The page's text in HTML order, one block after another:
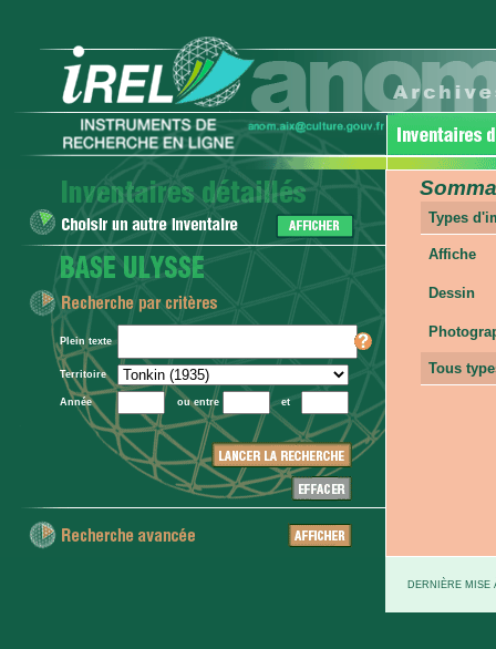
Plein texte
Territoire
Année ou entre et
Types
Affiche
Dessin
Tous
DERNIÈRE MISE